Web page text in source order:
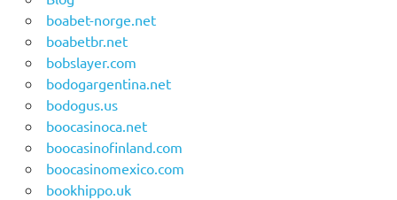
boabet-norge.net
boabetbr.net
bobslayer.com
bodogargentina.net
bodogus.us
boocasinoca.net
boocasinofinland.com
boocasinomexico.com
bookhippo.uk